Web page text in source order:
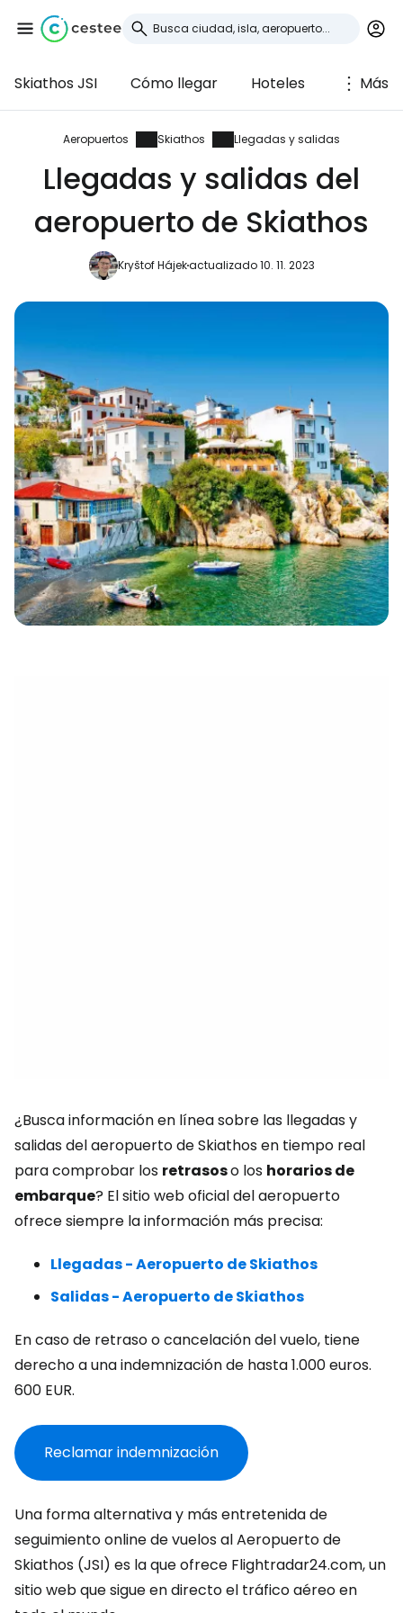
Skiathos JSI Cómo llegar Hoteles Más
Aeropuertos Skiathos Llegadas y salidas
Llegadas y salidas del
aeropuerto de Skiathos
Kryštof Hájekactualizado 10. 11. 2023
¿Busca información en línea sobre las llegadas y
salidas del aeropuerto de Skiathos en tiempo real
para comprobar los retrasoso los horarios de
embarque? El sitio web oficial del aeropuerto
ofrece siempre la información más precisa:
Llegadas - Aeropuerto de Skiathos
Salidas - Aeropuerto de Skiathos
En caso de retraso o cancelación del vuelo, tiene
derecho a una indemnización de hasta 1.000 euros.
600 EUR.
Reclamar indemnización
Una forma alternativa y más entretenida de
seguimiento online de vuelos al Aeropuerto de
Skiathos (JSI) es la que ofrece Flightradar24.com, un
sitio web que sigue en directo el tráfico aéreo en
Iniciar sesión en
Cestee
... la comunidad mundial de viajeros
Continuar con Email